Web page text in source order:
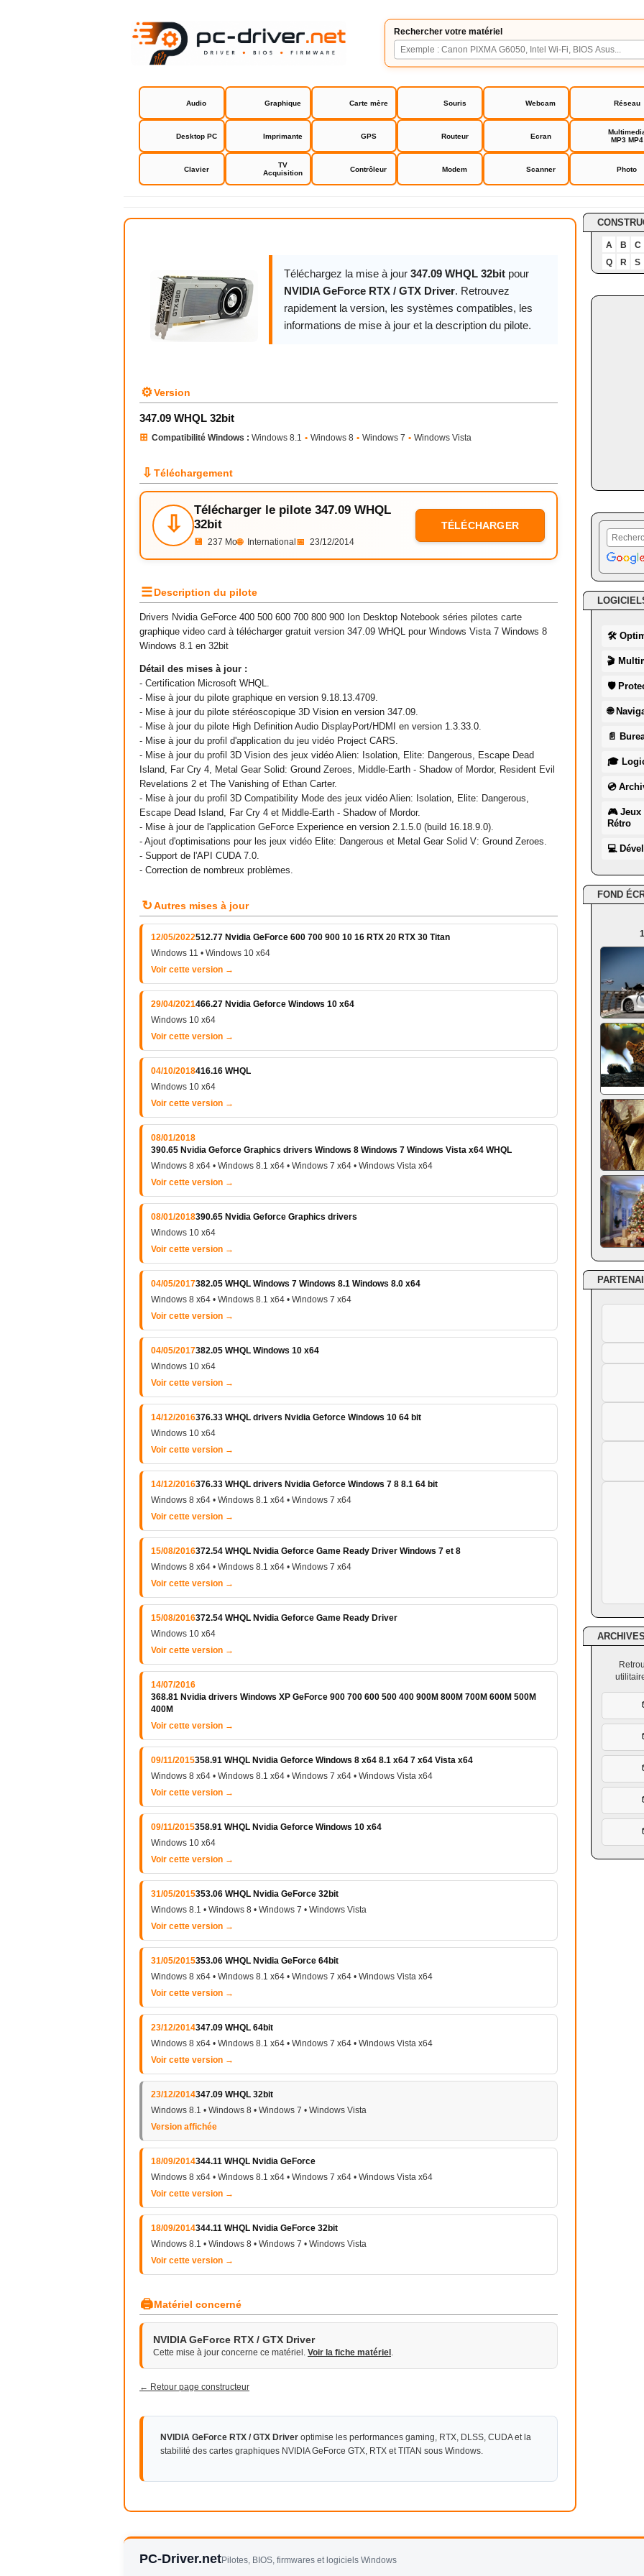
Rechercher votre matériel
Audio Graphique Carte mère Souris Webcam Réseau
Desktop PC Imprimante GPS Routeur Ecran
MP3 MP4
Clavier
TV
Acquisition
Contrôleur Modem Scanner Photo
NVIDIA GeForce RTX / GTX Driver
Téléchargez la mise à jour 347.09 WHQL 32bit pour
NVIDIA GeForce RTX / GTX Driver. Retrouvez
rapidement la version, les systèmes compatibles, les
informations de mise à jour et la description du pilote.
⚙Version
347.09 WHQL 32bit
⊞ Compatibilité Windows : Windows 8.1 • Windows 8 • Windows 7 • Windows Vista
⇩ Téléchargement
⇩
Télécharger le pilote 347.09 WHQL
32bit
💾 237 Mo🌐 International 📅 23/12/2014
TÉLÉCHARGER
☰Description du pilote
Drivers Nvidia GeForce 400 500 600 700 800 900 Ion Desktop Notebook séries pilotes carte
graphique video card à télécharger gratuit version 347.09 WHQL pour Windows Vista7 Windows 8
Windows 8.1 en 32bit
Détail des mises à jour :
- Certification Microsoft WHQL.
- Mise à jour du pilote graphique en version 9.18.13.4709.
- Mise à jour du pilote stéréoscopique 3D Vision en version 347.09.
- Mise à jour du pilote High Definition Audio DisplayPort/HDMI en version 1.3.33.0.
- Mise à jour du profil d'application du jeu vidéo Project CARS.
- Mise à jour du profil 3D Vision des jeux vidéo Alien: Isolation, Elite: Dangerous, Escape Dead
Island, Far Cry 4, Metal Gear Solid: Ground Zeroes, Middle-Earth - Shadow of Mordor, Resident Evil
Revelations 2 et The Vanishing of Ethan Carter.
- Mise à jour du profil 3D Compatibility Mode des jeux vidéo Alien: Isolation, Elite: Dangerous,
Escape Dead Island, Far Cry 4 et Middle-Earth - Shadow of Mordor.
- Mise à jour de l'application GeForce Experience en version 2.1.5.0 (build 16.18.9.0).
- Ajout d'optimisations pour les jeux vidéo Elite: Dangerous et Metal Gear Solid V: Ground Zeroes.
- Support de l'API CUDA 7.0.
- Correction de nombreux problèmes.
↻Autres mises à jour
12/05/2022512.77 Nvidia GeForce 600 700 900 10 16 RTX 20 RTX 30 Titan
Windows 11 • Windows 10 x64
Voir cette version →
29/04/2021466.27 Nvidia Geforce Windows 10 x64
Windows 10 x64
Voir cette version →
04/10/2018416.16 WHQL
Windows 10 x64
Voir cette version →
08/01/2018
390.65 Nvidia Geforce Graphics drivers Windows 8 Windows 7 Windows Vista x64 WHQL
Windows 8 x64 • Windows 8.1 x64 • Windows 7 x64 • Windows Vista x64
Voir cette version →
08/01/2018390.65 Nvidia Geforce Graphics drivers
Windows 10 x64
Voir cette version →
04/05/2017382.05 WHQL Windows 7 Windows 8.1 Windows 8.0 x64
Windows 8 x64 • Windows 8.1 x64 • Windows 7 x64
Voir cette version →
04/05/2017382.05 WHQL Windows 10 x64
Windows 10 x64
Voir cette version →
14/12/2016376.33 WHQL drivers Nvidia Geforce Windows 10 64 bit
Windows 10 x64
Voir cette version →
14/12/2016376.33 WHQL drivers Nvidia Geforce Windows 7 8 8.1 64 bit
Windows 8 x64 • Windows 8.1 x64 • Windows 7 x64
Voir cette version →
15/08/2016372.54 WHQL Nvidia Geforce Game Ready Driver Windows 7 et 8
Windows 8 x64 • Windows 8.1 x64 • Windows 7 x64
Voir cette version →
15/08/2016372.54 WHQL Nvidia Geforce Game Ready Driver
Windows 10 x64
Voir cette version →
14/07/2016
368.81 Nvidia drivers Windows XP GeForce 900 700 600 500 400 900M 800M 700M 600M 500M
400M
Voir cette version →
09/11/2015358.91 WHQL Nvidia Geforce Windows 8 x64 8.1 x64 7 x64 Vista x64
Windows 8 x64 • Windows 8.1 x64 • Windows 7 x64 • Windows Vista x64
Voir cette version →
09/11/2015358.91 WHQL Nvidia Geforce Windows 10 x64
Windows 10 x64
Voir cette version →
31/05/2015353.06 WHQL Nvidia GeForce 32bit
Windows 8.1 • Windows 8 • Windows 7 • Windows Vista
Voir cette version →
31/05/2015353.06 WHQL Nvidia GeForce 64bit
Windows 8 x64 • Windows 8.1 x64 • Windows 7 x64 • Windows Vista x64
Voir cette version →
23/12/2014347.09 WHQL 64bit
Windows 8 x64 • Windows 8.1 x64 • Windows 7 x64 • Windows Vista x64
Voir cette version →
23/12/2014347.09 WHQL 32bit
Windows 8.1 • Windows 8 • Windows 7 • Windows Vista
Version affichée
18/09/2014344.11 WHQL Nvidia GeForce
Windows 8 x64 • Windows 8.1 x64 • Windows 7 x64 • Windows Vista x64
Voir cette version →
18/09/2014344.11 WHQL Nvidia GeForce 32bit
Windows 8.1 • Windows 8 • Windows 7 • Windows Vista
Voir cette version →
🖨Matériel concerné
NVIDIA GeForce RTX / GTX Driver
Cette mise à jour concerne ce matériel. Voir la fiche matériel .
← Retour page constructeur
NVIDIA GeForce RTX / GTX Driver optimise les performances gaming, RTX, DLSS, CUDA et la
stabilité des cartes graphiques NVIDIA GeForce GTX, RTX et TITAN sous Windows.
A B
C
Q
R S
🛠
🎬
🛡
🌐
📄
🎓
💿
🎮 Jeux
Rétro
💻
FOND
PC-Driver.netPilotes, BIOS, firmwares et logiciels Windows